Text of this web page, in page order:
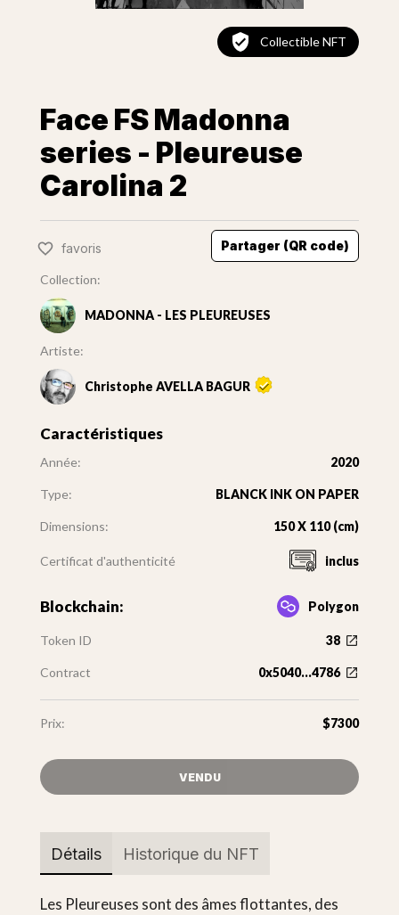
Collectible NFT
Face FS Madonna
series - Pleureuse
Carolina 2
favoris Partager (QR code)
Collection:
MADONNA - LES PLEUREUSES
Artiste:
Christophe AVELLA BAGUR
Caractéristiques
Année: 2020
Type: BLANCK INK ON PAPER
Dimensions: 150 X 110 (cm)
Certificat d'authenticité inclus
Blockchain: Polygon
Token ID 38
Contract 0x5040...4786
Prix: $7300
VENDU
Détails Historique du NFT
Les Pleureuses sont des âmes flottantes, des